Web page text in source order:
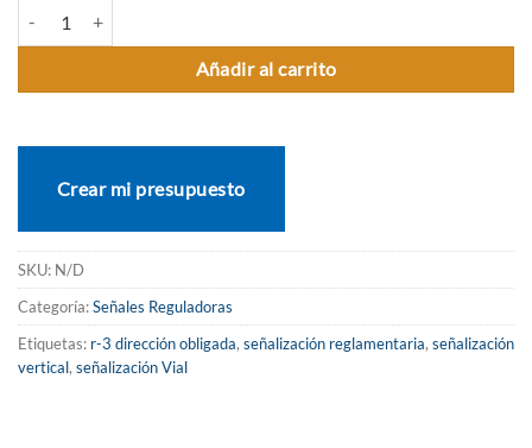
R-3 DIRECCIÓN OBLIGADA cantidad
Añadir al carrito
Crear mi presupuesto
SKU: N/D
Categoría:Señales Reguladoras
Etiquetas: r-3 dirección obligada, señalización reglamentaria, señalización
vertical, señalización Vial